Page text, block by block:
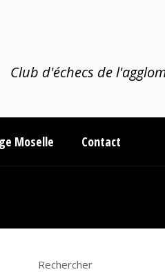
Club d'échecs de
Moselle Contact
Rechercher